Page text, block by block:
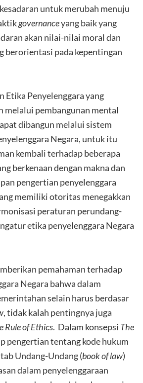
untuk merubah menuju
governanceyang baik yang
akan nilai-nilai moral dan
berorientasi pada kepentingan
Etika Penyelenggara yang
melalui pembangunan mental
dibangun melalui sistem
Negara, untuk itu
kembali terhadap beberapa
berkenaan dengan makna dan
pengertian penyelenggara
memiliki otoritas menegakkan
peraturan perundang-
etika penyelenggara Negara
pemahaman terhadap
Negara bahwa dalam
selain harus berdasar
, tidak kalah pentingnya juga
Rule of Ethics. Dalam konsepsi The
pengertian tentang kode hukum
Undang-Undang (book of law)
dalam penyelenggaraan